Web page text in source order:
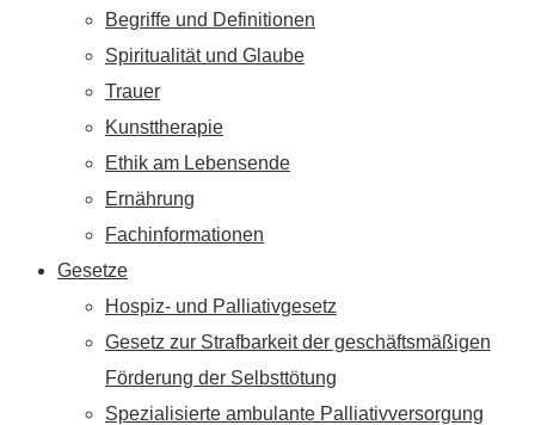
Begriffe und Definitionen
Spiritualität und Glaube
Trauer
Kunsttherapie
Ethik am Lebensende
Ernährung
Fachinformationen
Gesetze
Hospiz- und Palliativgesetz
Gesetz zur Strafbarkeit der geschäftsmäßigen
Förderung der Selbsttötung
Spezialisierte ambulante Palliativversorgung